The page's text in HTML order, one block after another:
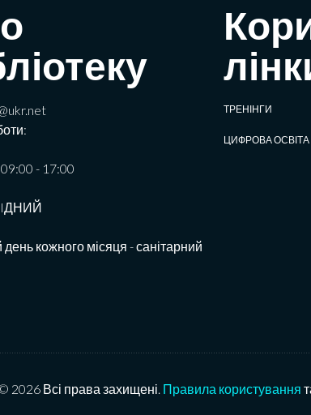
- 17:00
день кожного місяця - санітарний
ТРЕНІНГИ
ЦИФРОВА ОСВІТА
2026 Всі права захищені. Правила користування